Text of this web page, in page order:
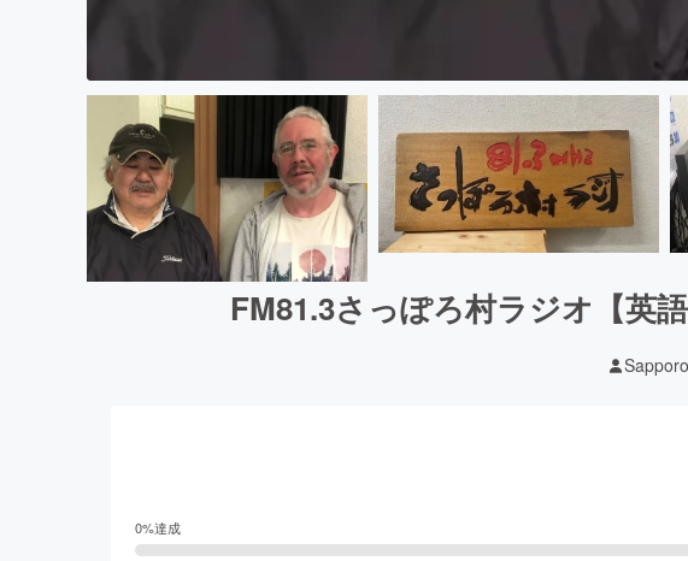
FM81.3さっぽろ村ラジオ【英
0%達成